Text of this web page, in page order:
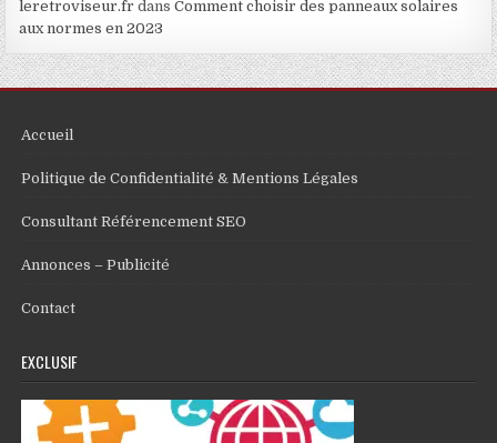
leretroviseur.fr dansComment choisir des panneaux solaires
aux normes en 2023
Accueil
Politique de Confidentialité & Mentions Légales
Consultant Référencement SEO
Annonces – Publicité
Contact
EXCLUSIF